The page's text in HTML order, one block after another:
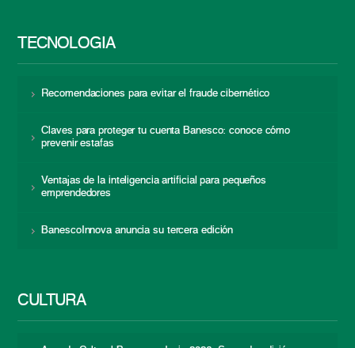
TECNOLOGÍA
Recomendaciones para evitar el fraude cibernético
Claves para proteger tu cuenta Banesco: conoce cómo
prevenir estafas
Ventajas de la inteligencia artificial para pequeños
emprendedores
BanescoInnova anuncia su tercera edición
CULTURA